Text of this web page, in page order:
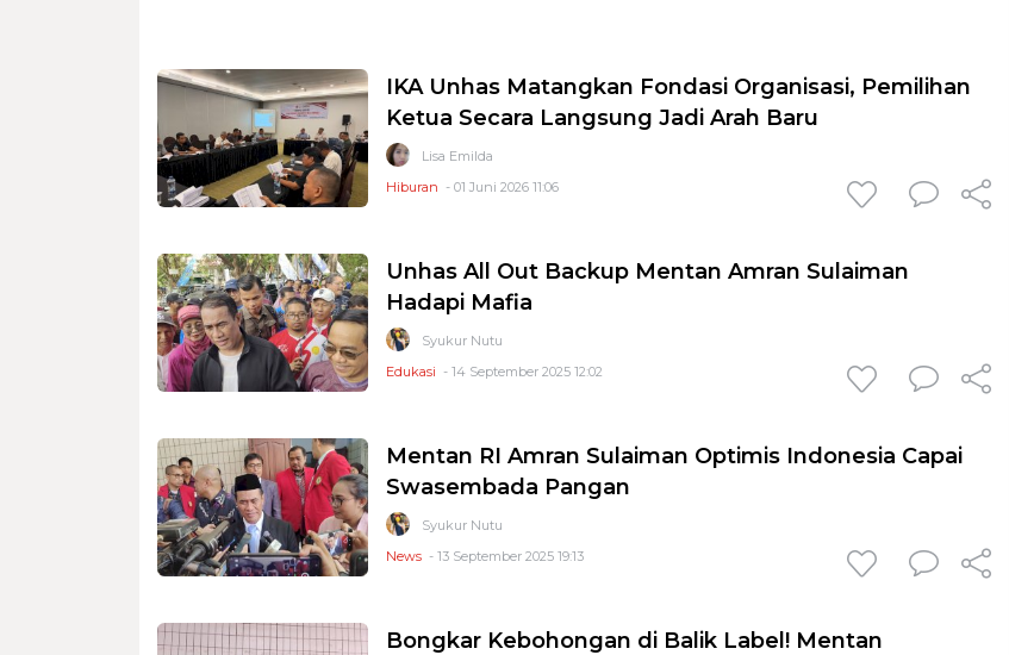
IKA Unhas Matangkan Fondasi Organisasi, Pemilihan
Ketua Secara Langsung Jadi Arah Baru
Lisa Emilda
Hiburan - 01 Juni 2026 11:06
Unhas All Out Backup Mentan Amran Sulaiman
Hadapi Mafia
Syukur Nutu
Edukasi - 14 September 2025 12:02
Mentan RI Amran Sulaiman Optimis Indonesia Capai
Swasembada Pangan
Syukur Nutu
News - 13 September 2025 19:13
Bongkar Kebohongan di Balik Label! Mentan